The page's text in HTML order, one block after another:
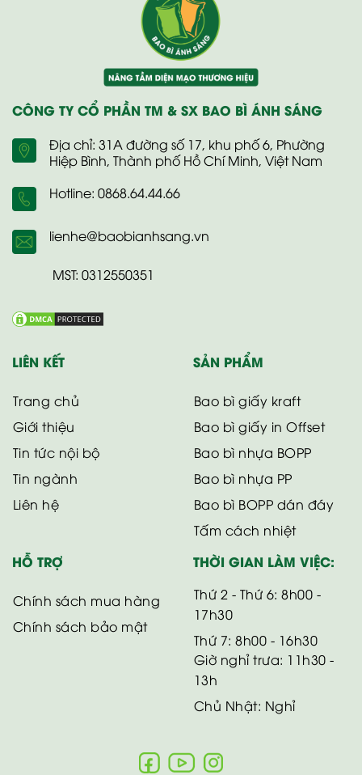
CÔNG TY CỔ PHẦN TM & SX BAO BÌ ÁNH SÁNG
Địa chỉ: 31A đường số 17, khu phố 6, Phường
Hiệp Bình, Thành phố Hồ Chí Minh, Việt Nam
Hotline: 0868.64.44.66
lienhe@baobianhsang.vn
MST: 0312550351
LIÊN KẾT
Trang chủ
Giới thiệu
Tin tức nội bộ
Tin ngành
Liên hệ
SẢN PHẨM
Bao bì giấy kraft
Bao bì giấy in Offset
Bao bì nhựa BOPP
Bao bì nhựa PP
Bao bì BOPP dán đáy
Tấm cách nhiệt
HỖ TRỢ
Chính sách mua hàng
Chính sách bảo mật
THỜI GIAN LÀM VIỆC:
Thứ 2 - Thứ 6: 8h00 -
17h30
Thứ 7: 8h00 - 16h30
Giờ nghỉ trưa: 11h30 -
13h
Chủ Nhật: Nghỉ